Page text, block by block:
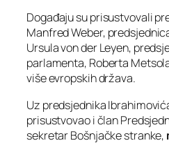
Događaju su prisustvovali
Manfred Weber,
Ursula von der Leyen,
parlamenta, Roberta
više evropskih država.
Uz predsjednika
prisustvovao i član
sekretar Bošnjačke stranke,